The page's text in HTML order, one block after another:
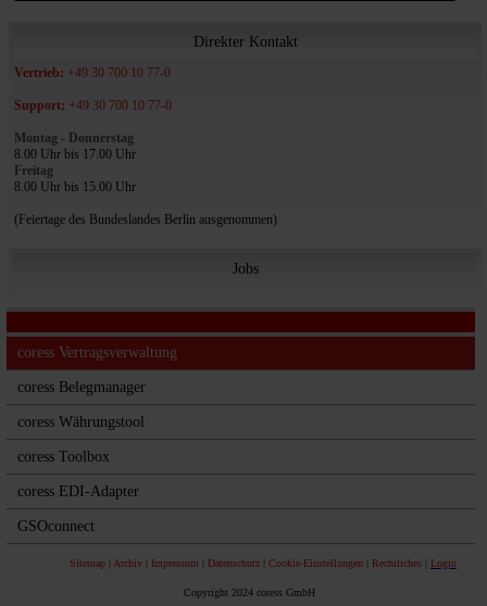
Direkter Kontakt
Vertrieb: +49 30 700 10 77-0
Support: +49 30 700 10 77-0
Montag - Donnerstag
8.00 Uhr bis 17.00 Uhr
Freitag
8.00 Uhr bis 15.00 Uhr
(Feiertage des Bundeslandes Berlin ausgenommen)
Jobs
coress Vertragsverwaltung
coress Belegmanager
coress Währungstool
coress Toolbox
coress EDI-Adapter
GSOconnect
Sitemap Archiv Impressum Datenschutz Cookie-Einstellungen Rechtliches Login
Copyright 2024 coress GmbH